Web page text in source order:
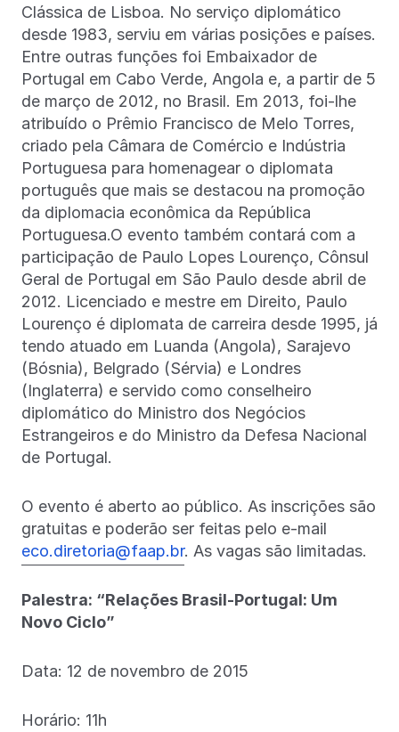
Clássica de Lisboa. No serviço diplomático
desde 1983, serviu em várias posições e países.
Entre outras funções foi Embaixador de
Portugal em Cabo Verde, Angola e, a partir de 5
de março de 2012, no Brasil. Em 2013, foi-lhe
atribuído o Prêmio Francisco de Melo Torres,
criado pela Câmara de Comércio e Indústria
Portuguesa para homenagear o diplomata
português que mais se destacou na promoção
da diplomacia econômica da República
Portuguesa.O evento também contará com a
participação de Paulo Lopes Lourenço, Cônsul
Geral de Portugal em São Paulo desde abril de
2012. Licenciado e mestre em Direito, Paulo
Lourenço é diplomata de carreira desde 1995, já
tendo atuado em Luanda (Angola), Sarajevo
(Bósnia), Belgrado (Sérvia) e Londres
(Inglaterra) e servido como conselheiro
diplomático do Ministro dos Negócios
Estrangeiros e do Ministro da Defesa Nacional
de Portugal.
O evento é aberto ao público. As inscrições são
gratuitas e poderão ser feitas pelo e-mail
eco.diretoria@faap.br. As vagas são limitadas.
Palestra: “Relações Brasil-Portugal: Um
Novo Ciclo”
Data: 12 de novembro de 2015
Horário: 11h